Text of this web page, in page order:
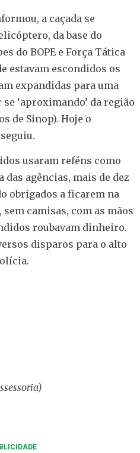
a caçada se
da base do
do BOPE e Força Tática
estavam escondidos os
expandidas para uma
‘aproximando’ da região
de Sinop). Hoje o
usaram reféns como
das agências, mais de dez
obrigados a ficarem na
camisas, com as mãos
roubavam dinheiro.
disparos para o alto